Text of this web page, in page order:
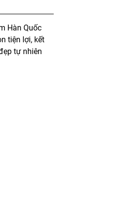
Hàn Quốc
tiện lợi, kết
tự nhiên